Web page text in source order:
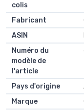
colis
Fabricant
ASIN
Numéro du
modèle de
l'article
Pays d'origine
Marque